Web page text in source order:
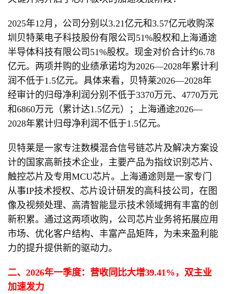
2025年12月，公司分别以3.21亿元和3.57亿元收购深
圳贝特莱电子科技股份有限公司51%股权和上海通途
半导体科技有限公司51%股权。现金对价合计约6.78
亿元。两项并购的业绩承诺均为2026—2028年累计利
润不低于1.5亿元。具体来看，贝特莱2026—2028年
经审计的归母净利润分别不低于3370万元、4770万元
和6860万元（累计达1.5亿元）；上海通途2026—
2028年累计归母净利润不低于1.5亿元。
贝特莱是一家专注数模混合信号链芯片及解决方案设
计的国家高新技术企业，主要产品为指纹识别芯片、
触控芯片及专用MCU芯片。上海通途则是一家专门
从事IP技术授权、芯片设计研发的高科技公司，在图
像及视频处理、高清智能显示技术领域拥有丰富的创
新积累。通过这两项收购，公司芯片业务将拓展应用
市场、优化客户结构、丰富产品矩阵，为未来盈利能
力的提升提供新的驱动力。
二、2026年一季度：营收同比大增39.41%，双主业
加速发力